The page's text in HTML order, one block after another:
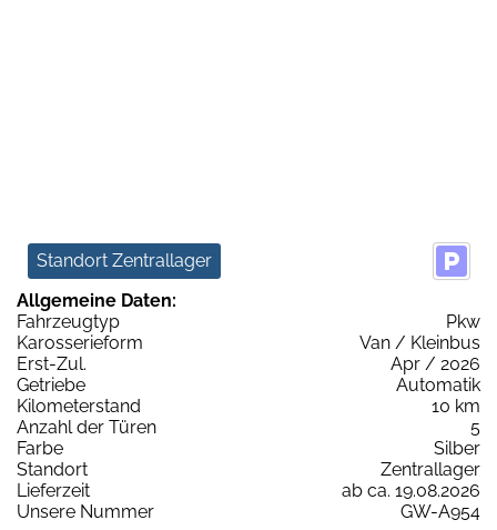
Standort Zentrallager
Allgemeine Daten:
Fahrzeugtyp
Pkw
Karosserieform
Van / Kleinbus
Erst-Zul.
Apr / 2026
Getriebe
Automatik
Kilometerstand
10 km
Anzahl der Türen
5
Farbe
Silber
Standort
Zentrallager
Lieferzeit
ab ca. 19.08.2026
Unsere Nummer
GW-A954